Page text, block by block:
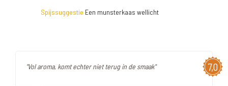
Spijssuggestie Een munsterkaas wellicht
7,0
"Vol aroma, komt echter niet terug in de smaak"